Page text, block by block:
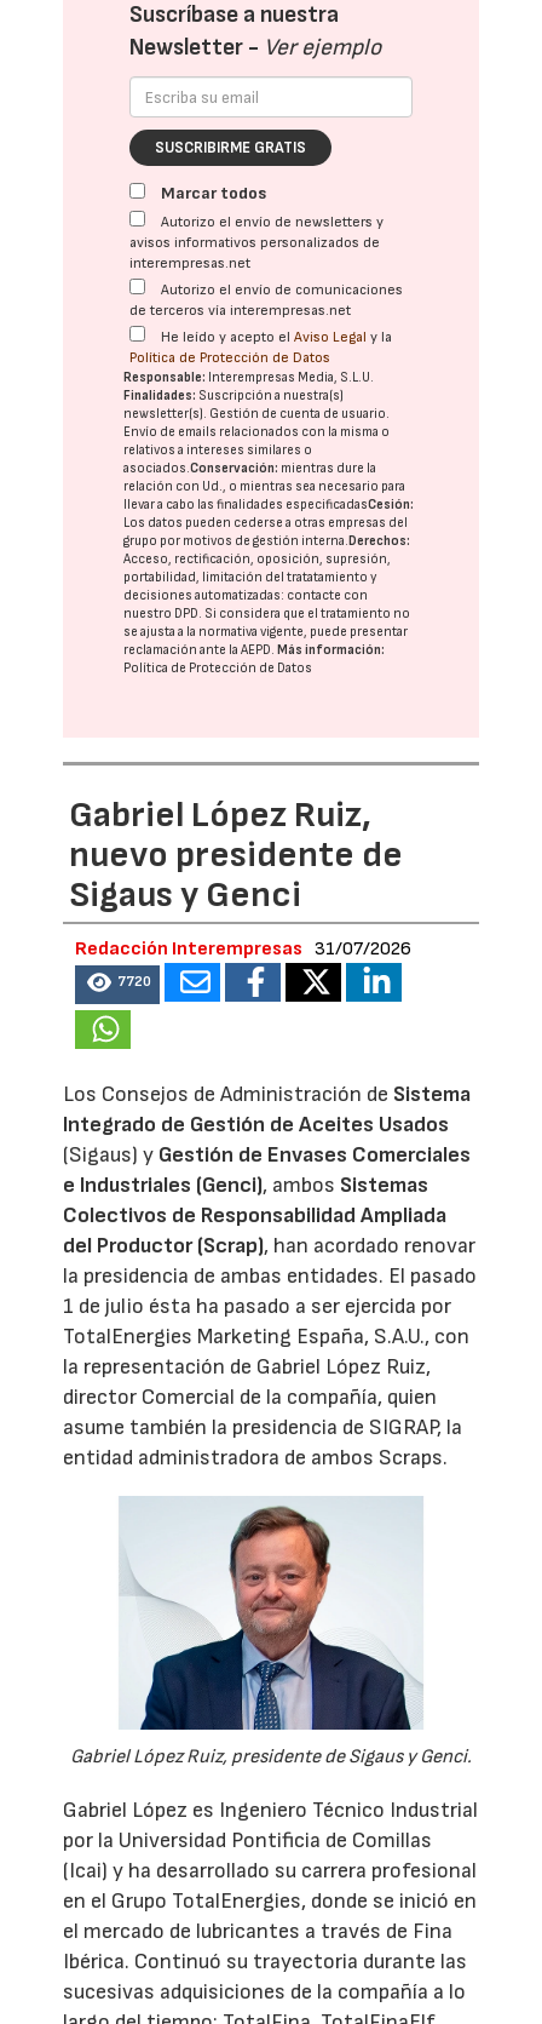
Suscríbase a nuestra
Newsletter - Ver ejemplo
SUSCRIBIRME GRATIS
Marcar todos
Autorizo el envío de newsletters y
avisos informativos personalizados de
interempresas.net
Autorizo el envío de comunicaciones
de terceros vía interempresas.net
He leído y acepto elAviso Legal y la
Política de Protección de Datos
Responsable: Interempresas Media, S.L.U.
Finalidades: Suscripción a nuestra(s)
newsletter(s). Gestión de cuenta de usuario.
Envío de emails relacionados con la misma o
relativos a intereses similares o
asociados.Conservación: mientras dure la
relación con Ud., o mientras sea necesario para
llevar a cabo las finalidades especificadasCesión:
Los datos pueden cederse a otras empresas del
grupo por motivos de gestión interna. Derechos:
Acceso, rectificación, oposición, supresión,
portabilidad, limitación del tratatamiento y
decisiones automatizadas: contacte con
nuestro DPD. Si considera que el tratamiento no
se ajusta a la normativa vigente, puede presentar
reclamación ante laAEPD. Más información:
Política de Protección de Datos
Gabriel López Ruiz,
nuevo presidente de
Sigaus y Genci
Redacción Interempresas 31/07/2026
7720
Los Consejos de Administración de Sistema
Integrado de Gestión de Aceites Usados
(Sigaus) y Gestión de Envases Comerciales
e Industriales (Genci), ambos Sistemas
Colectivos de Responsabilidad Ampliada
del Productor (Scrap), han acordado renovar
la presidencia de ambas entidades. El pasado
1 de julio ésta ha pasado a ser ejercida por
TotalEnergies Marketing España, S.A.U., con
la representación de Gabriel López Ruiz,
director Comercial de la compañía, quien
asume también la presidencia de SIGRAP, la
entidad administradora de ambos Scraps.
Gabriel López Ruiz, presidente de Sigaus y Genci.
Gabriel López es Ingeniero Técnico Industrial
por la Universidad Pontificia de Comillas
(Icai) y ha desarrollado su carrera profesional
en el Grupo TotalEnergies, donde se inició en
el mercado de lubricantes a través de Fina
Ibérica. Continuó su trayectoria durante las
sucesivas adquisiciones de la compañía a lo